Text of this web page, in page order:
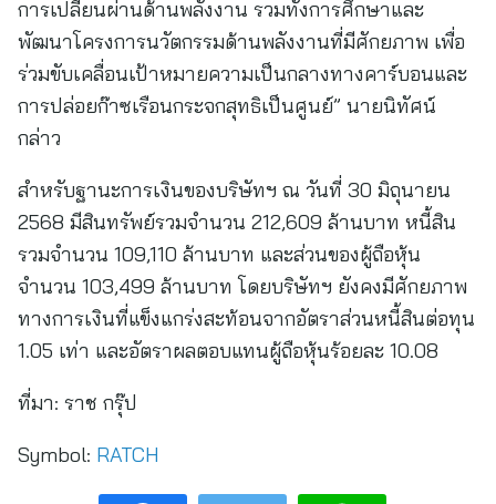
การเปลี่ยนผ่านด้านพลังงาน รวมทั้งการศึกษาและ
พัฒนาโครงการนวัตกรรมด้านพลังงานที่มีศักยภาพ เพื่อ
ร่วมขับเคลื่อนเป้าหมายความเป็นกลางทางคาร์บอนและ
การปล่อยก๊าซเรือนกระจกสุทธิเป็นศูนย์” นายนิทัศน์
กล่าว
สำหรับฐานะการเงินของบริษัทฯ ณ วันที่ 30 มิถุนายน
2568 มีสินทรัพย์รวมจำนวน 212,609 ล้านบาท หนี้สิน
รวมจำนวน 109,110 ล้านบาท และส่วนของผู้ถือหุ้น
จำนวน 103,499 ล้านบาท โดยบริษัทฯ ยังคงมีศักยภาพ
ทางการเงินที่แข็งแกร่งสะท้อนจากอัตราส่วนหนี้สินต่อทุน
1.05 เท่า และอัตราผลตอบแทนผู้ถือหุ้นร้อยละ 10.08
ที่มา: ราช กรุ๊ป
Symbol: RATCH